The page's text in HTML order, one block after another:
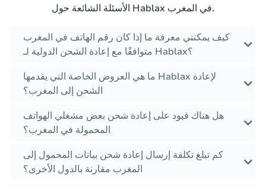
الأسئلة الشائعة حول Hablax في المغرب.
كيف يمكنني معرفة ما إذا كان رقم الهاتف في المغرب
متوافقًا مع إعادة الشحن الدولية لـ Hablax؟
ما هي العروض الخاصة التي يقدمها Hablax لإعادة
الشحن إلى المغرب؟
هل هناك قيود على إعادة شحن بعض مشغلي الهواتف
المحمولة في المغرب؟
كم تبلغ تكلفة إرسال إعادة شحن بيانات المحمول إلى
المغرب مقارنة بالدول الأخرى؟